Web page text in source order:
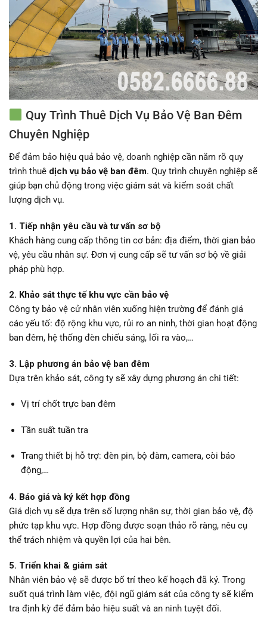
Quy Trình Thuê Dịch Vụ Bảo Vệ Ban Đêm
Chuyên Nghiệp
Để đảm bảo hiệu quả bảo vệ, doanh nghiệp cần nắm rõ quy
trình thuê dịch vụ bảo vệ ban đêm. Quy trình chuyên nghiệp sẽ
giúp bạn chủ động trong việc giám sát và kiểm soát chất
lượng dịch vụ.
1. Tiếp nhận yêu cầu và tư vấn sơ bộ
Khách hàng cung cấp thông tin cơ bản: địa điểm, thời gian bảo
vệ, yêu cầu nhân sự. Đơn vị cung cấp sẽ tư vấn sơ bộ về giải
pháp phù hợp.
2. Khảo sát thực tế khu vực cần bảo vệ
Công ty bảo vệ cử nhân viên xuống hiện trường để đánh giá
các yếu tố: độ rộng khu vực, rủi ro an ninh, thời gian hoạt động
ban đêm, hệ thống đèn chiếu sáng, lối ra vào,…
3. Lập phương án bảo vệ ban đêm
Dựa trên khảo sát, công ty sẽ xây dựng phương án chi tiết:
Vị trí chốt trực ban đêm
Tần suất tuần tra
Trang thiết bị hỗ trợ: đèn pin, bộ đàm, camera, còi báo
động,…
4. Báo giá và ký kết hợp đồng
Giá dịch vụ sẽ dựa trên số lượng nhân sự, thời gian bảo vệ, độ
phức tạp khu vực. Hợp đồng được soạn thảo rõ ràng, nêu cụ
thể trách nhiệm và quyền lợi của hai bên.
5. Triển khai & giám sát
Nhân viên bảo vệ sẽ được bố trí theo kế hoạch đã ký. Trong
suốt quá trình làm việc, đội ngũ giám sát của công ty sẽ kiểm
tra định kỳ để đảm bảo hiệu suất và an ninh tuyệt đối.